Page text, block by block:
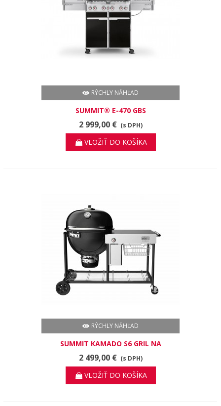
RÝCHLY NÁHĽAD
SUMMIT® E-470 GBS
2 999,00 € (s DPH)
VLOŽIŤ DO KOŠÍKA
RÝCHLY NÁHĽAD
SUMMIT KAMADO S6 GRIL NA
DREVENÉ UHLIE
2 499,00 € (s DPH)
VLOŽIŤ DO KOŠÍKA